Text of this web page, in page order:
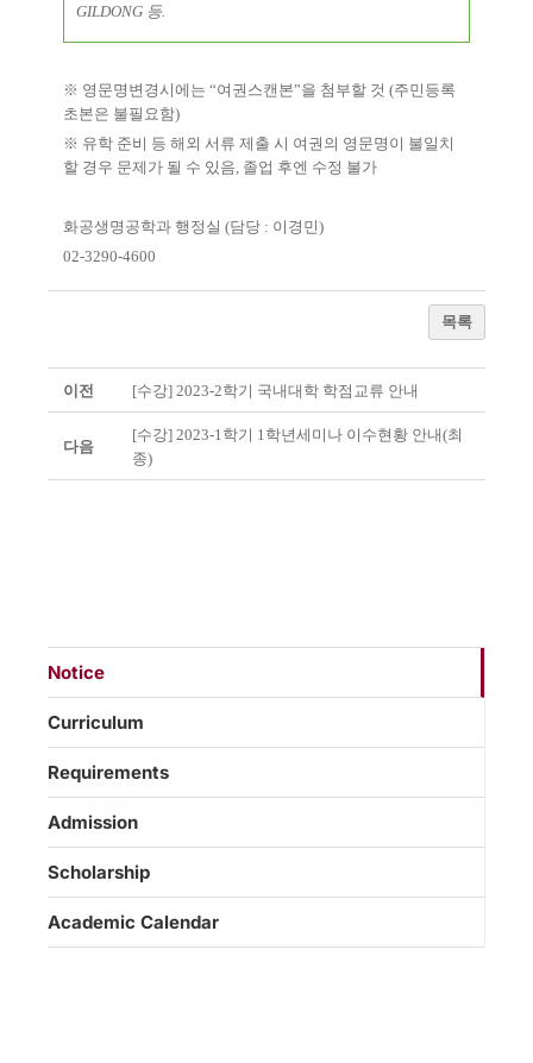
GILDONG 등.
※ 영문명변경시에는 “여권스캔본”을 첨부할 것 (주민등록
초본은 불필요함)
※ 유학 준비 등 해외 서류 제출 시 여권의 영문명이 불일치
할 경우 문제가 될 수 있음 졸업 후엔 수정 불가
화공생명공학과 행정실 (담당 : 이경민)
02-3290-4600
목록
이전 [수강] 2023-2학기 국내대학 학점교류 안내
다음
[수강] 2023-1학기 1학년세미나 이수현황 안내(최
종)
Notice
Curriculum
Requirements
Admission
Scholarship
Academic Calendar